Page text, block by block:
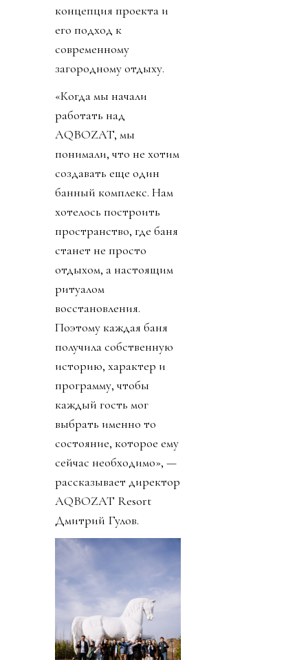
концепция проекта и
его подход к
современному
загородному отдыху.
«Когда мы начали
работать над
AQBOZAT, мы
понимали, что не хотим
создавать еще один
банный комплекс. Нам
хотелось построить
пространство, где баня
станет не просто
отдыхом, а настоящим
ритуалом
восстановления.
Поэтому каждая баня
получила собственную
историю, характер и
программу, чтобы
каждый гость мог
выбрать именно то
состояние, которое ему
сейчас необходимо», —
рассказывает директор
AQBOZAT Resort
Дмитрий Гулов.